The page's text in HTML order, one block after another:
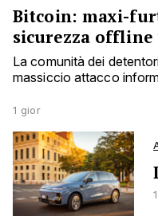
Bitcoin: maxi-
sicurezza offline
La comunità dei
massiccio attacco
1 gior